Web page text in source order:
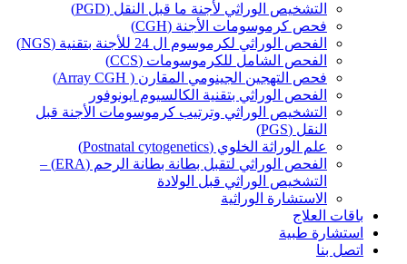
التشخيص الوراثي لأجنة ما قبل النقل (PGD)
فحص كرموسومات الأجنة (CGH)
الفحص الوراثي لكرموسوم ال 24 للأجنة بتقنية (NGS)
الفحص الشامل للكرموسومات (CCS)
فحص التهجين الجينومي المقارن ( Array CGH)
الفحص الوراثي بتقنية الكالسيوم ايونوفور
التشخيص الوراثي وترتيب كرموسومات الأجنة قبل
النقل (PGS)
علم الوراثة الخلوي (Postnatal cytogenetics)
الفحص الوراثي لتقبل بطانة بطانة الرحم (ERA) –
التشخيص الوراثي قبل الولادة
الاستشارة الوراثية
باقات العلاج
استشارة طبية
اتصل بنا